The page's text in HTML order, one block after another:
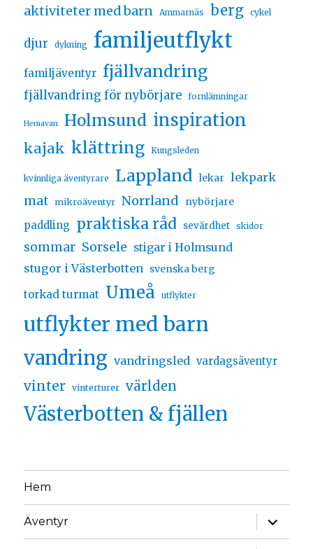
aktiviteter med barn Ammarnäs berg cykel
djur dykning familjeutflykt
familjäventyr fjällvandring
fjällvandring för nybörjare fornlämningar
Hemavan Holmsund inspiration
kajak klättring Kungsleden
kvinnliga äventyrare Lappland lekar lekpark
mat mikroäventyr Norrland
nybörjare
paddling
praktiska råd sevärdhet skidor
sommar Sorsele stigar i Holmsund
stugor i Västerbotten
svenska berg
torkad turmat Umeå utflykter
utflykter med barn
vandring vandringsled vardagsäventyr
vinter vinterturer världen
Västerbotten & fjällen
Hem
Äventyr